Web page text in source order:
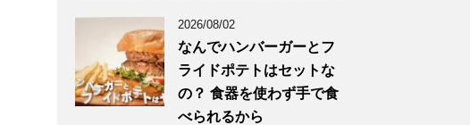
2026/08/02
なんでハンバーガーとフ
ライドポテトはセットな
の？ 食器を使わず手で食
べられるから